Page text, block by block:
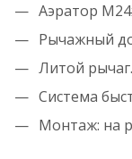
Аэратор
Рычажный
Литой рычаг.
Система
Монтаж: на